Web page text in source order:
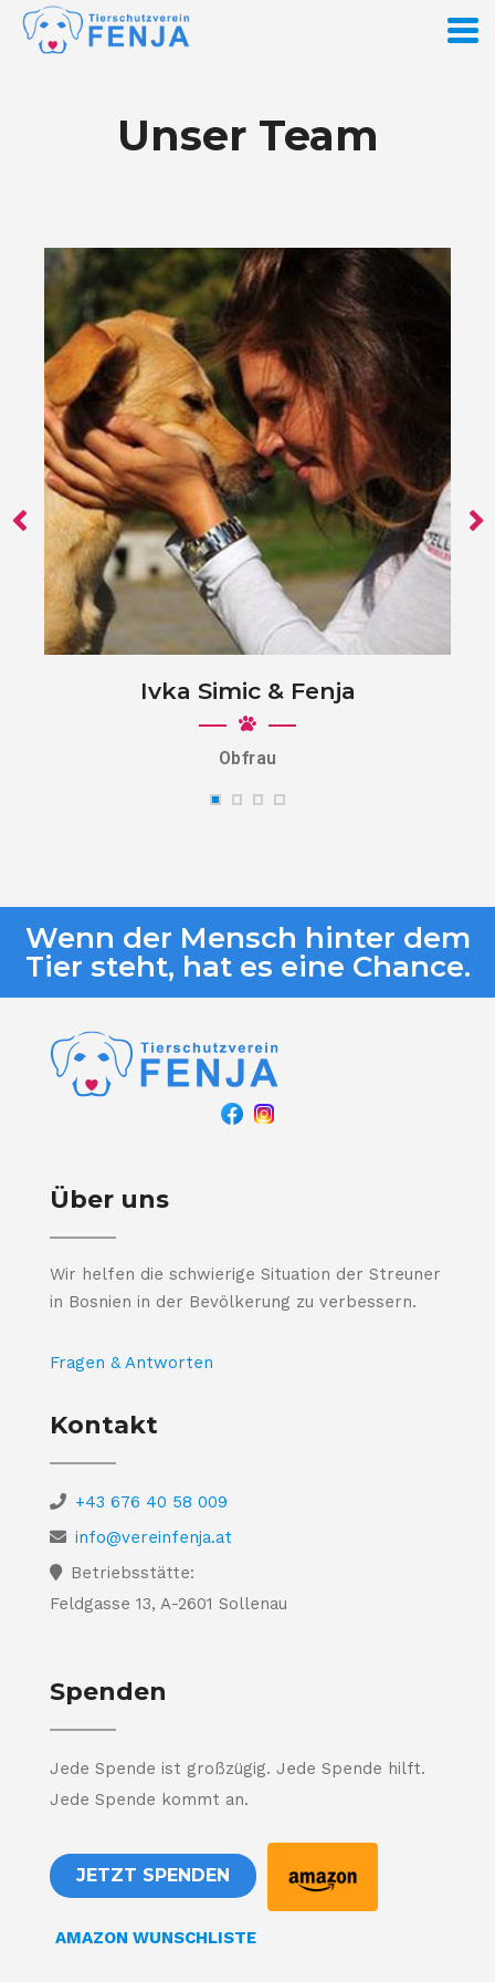
Unser Team
Ivka Simic & Fenja
Obfrau
Wenn der Mensch hinter dem
Tier steht, hat es eine Chance.
Über uns
Wir helfen die schwierige Situation der Streuner
in Bosnien in der Bevölkerung zu verbessern.
Fragen & Antworten
Kontakt
+43 676 40 58 009
info@vereinfenja.at
Betriebsstätte:
Feldgasse 13, A-2601 Sollenau
Spenden
Jede Spende ist großzügig. Jede Spende hilft.
Jede Spende kommt an.
JETZT SPENDEN
AMAZON WUNSCHLISTE